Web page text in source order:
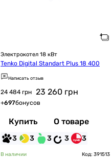
Электрокотел 18 кВт
Tenko Digital Standart Plus 18 400
Написать отзыв
24 484 грн 23 260 грн
+697бонусов
Купить О товаре
3 3 3 3 3
В наличии Код: 391513